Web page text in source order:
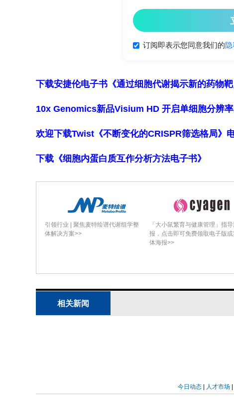
素对模型输出的边际贡献，可视化CNN关
取未优化CNN、单目标优化CNN及其他传
配(redistribute/reassign)的高分辨率时频
时频率附近，有效分离多分量非平稳信号
Overview of field measurement（现场
rope / vortex band)、无叶区异常流态
及机械故障如不对中(misalignment)、碰
对照的正常状态，形成多类别标注数据集。
Details of proposed diagnostic
阐述原始摆度信号经分段预处理→WSST
交叉变异及非支配排序筛选Pareto前沿→
未优化CNN及粒子群/贝叶斯单目标优化
量化。
中区域（对应物理上某类异常流态或机械
符合流体机械故障机理的物理特征做判断
下载安捷伦电子书《通过细胞代谢揭示新的药物
10x Genomics新品Visium HD 开启单细胞分辨率
欢迎下载Twist《不断变化的CRISPR筛选格局》
下载《细胞内蛋白质互作分析方法电子书》
引领行业 | 聚焦麦特绘谱代谢组学整
体解决方案>>
「大小鼠繁育与健康管理」指
报，点击即可免费领取电子版
体海报>>
相关新闻
今日动态| 人才市场|